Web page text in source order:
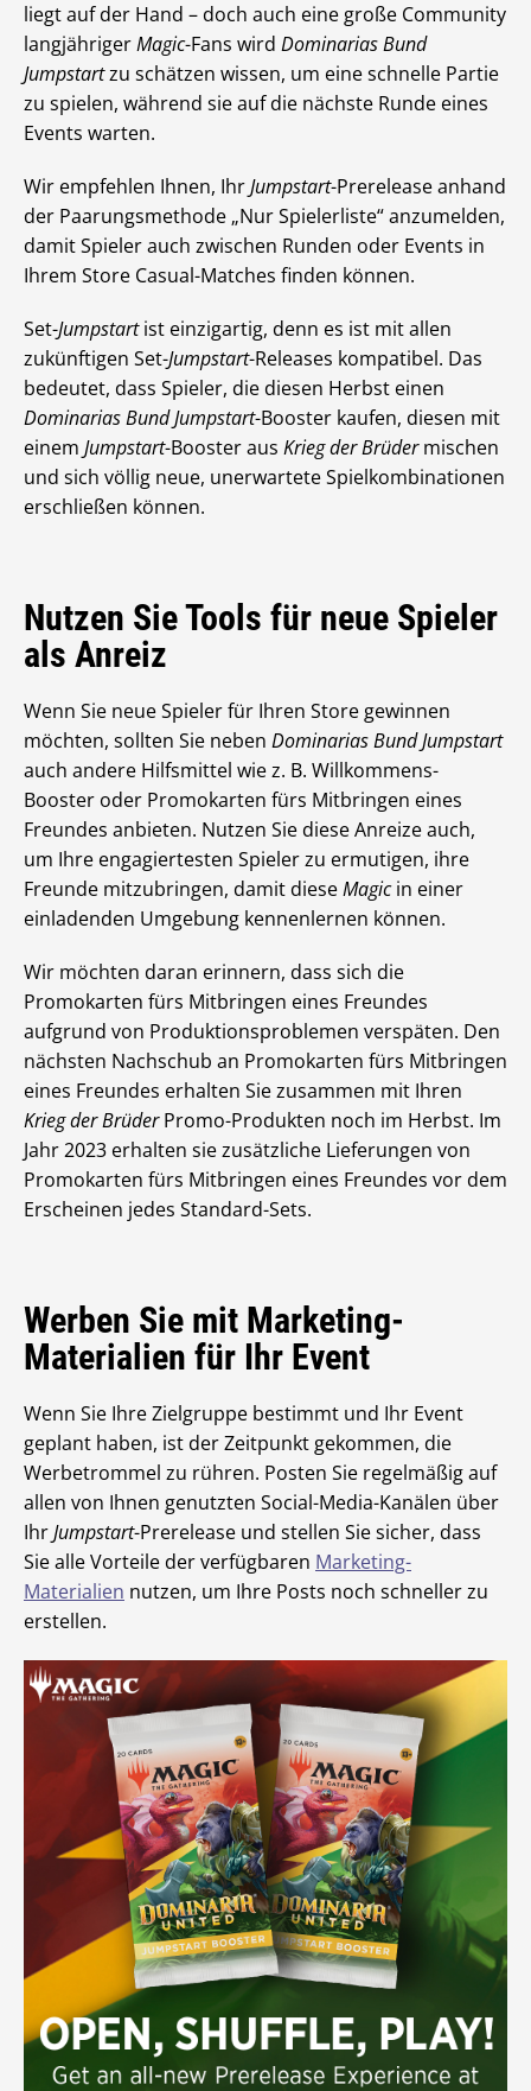
liegt auf der Hand – doch auch eine große Community
langjährigerMagic-Fans wird Dominarias Bund
Jumpstartzu schätzen wissen, um eine schnelle Partie
zu spielen, während sie auf die nächste Runde eines
Events warten.
Wir empfehlen Ihnen, IhrJumpstart-Prerelease anhand
der Paarungsmethode „Nur Spielerliste“ anzumelden,
damit Spieler auch zwischen Runden oder Events in
Ihrem Store Casual-Matches finden können.
Set-Jumpstartist einzigartig, denn es ist mit allen
zukünftigen Set-Jumpstart-Releases kompatibel. Das
bedeutet, dass Spieler, die diesen Herbst einen
Dominarias BundJumpstart-Booster kaufen, diesen mit
einem Jumpstart-Booster aus Krieg der Brüdermischen
und sich völlig neue, unerwartete Spielkombinationen
erschließen können.
Nutzen Sie Tools für neue Spieler
als Anreiz
Wenn Sie neue Spieler für Ihren Store gewinnen
möchten, sollten Sie neben Dominarias BundJumpstart
auch andere Hilfsmittel wie z. B. Willkommens-
Booster oder Promokarten fürs Mitbringen eines
Freundes anbieten. Nutzen Sie diese Anreize auch,
um Ihre engagiertesten Spieler zu ermutigen, ihre
Freunde mitzubringen, damit dieseMagicin einer
einladenden Umgebung kennenlernen können.
Wir möchten daran erinnern, dass sich die
Promokarten fürs Mitbringen eines Freundes
aufgrund von Produktionsproblemen verspäten. Den
nächsten Nachschub an Promokarten fürs Mitbringen
eines Freundes erhalten Sie zusammen mit Ihren
Krieg der BrüderPromo-Produkten noch im Herbst. Im
Jahr 2023 erhalten sie zusätzliche Lieferungen von
Promokarten fürs Mitbringen eines Freundes vor dem
Erscheinen jedes Standard-Sets.
Werben Sie mit Marketing-
Materialien für Ihr Event
Wenn Sie Ihre Zielgruppe bestimmt und Ihr Event
geplant haben, ist der Zeitpunkt gekommen, die
Werbetrommel zu rühren. Posten Sie regelmäßig auf
allen von Ihnen genutzten Social-Media-Kanälen über
IhrJumpstart-Prerelease und stellen Sie sicher, dass
Sie alle Vorteile der verfügbaren Marketing-
Materialien nutzen, um Ihre Posts noch schneller zu
erstellen.